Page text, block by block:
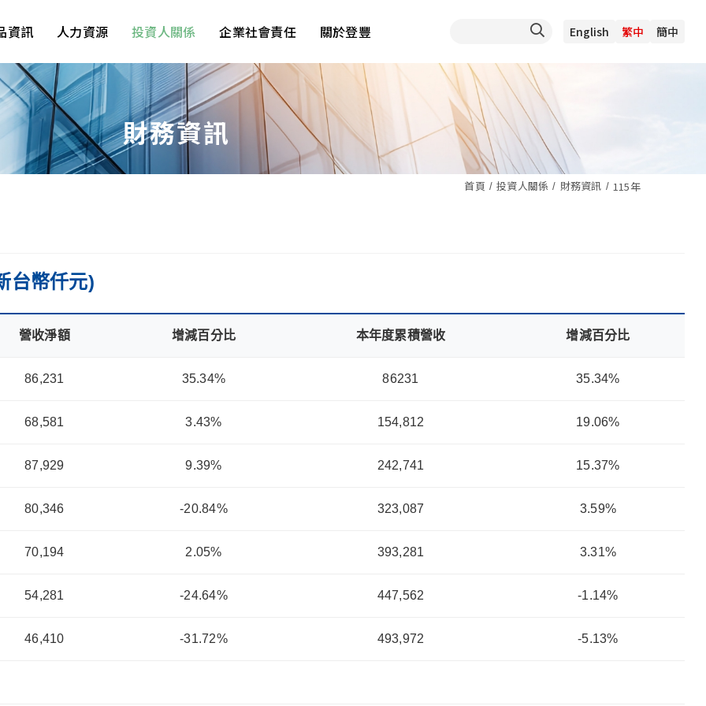
資訊 人力資源 投資人關係 企業社會責任 關於登豐 English 繁中 簡中
財務資訊
首頁 投資人關係 財務資訊 115年
台幣仟元)
營收淨額 增減百分比 本年度累積營收 增減百分比
86,231 35.34% 86231 35.34%
68,581 3.43% 154,812 19.06%
87,929 9.39% 242,741 15.37%
80,346 -20.84% 323,087 3.59%
70,194 2.05% 393,281 3.31%
54,281 -24.64% 447,562 -1.14%
46,410 -31.72% 493,972 -5.13%